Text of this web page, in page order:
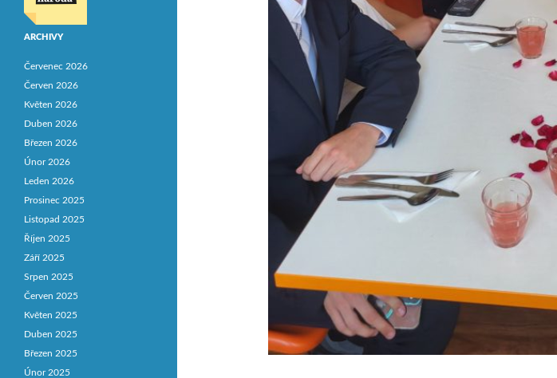
ARCHIVY
Červenec 2026
Červen 2026
Květen 2026
Duben 2026
Březen 2026
Únor 2026
Leden 2026
Prosinec 2025
Listopad 2025
Říjen 2025
Září 2025
Srpen 2025
Červen 2025
Květen 2025
Duben 2025
Březen 2025
Únor 2025